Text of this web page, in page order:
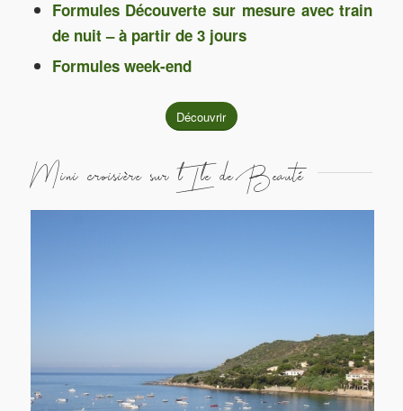
Formules Découverte sur mesure avec train
de nuit – à partir de 3 jours
Formules week-end
Découvrir
Mini croisière sur l’Ile de Beauté